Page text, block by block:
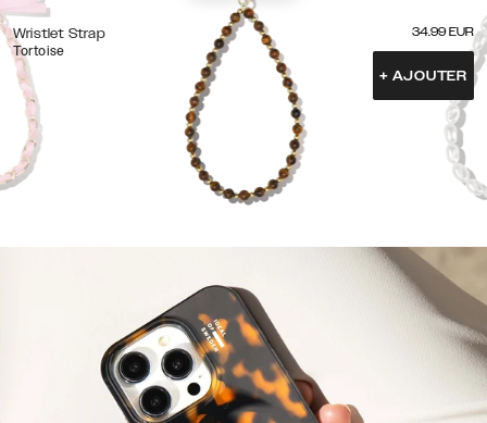
Wristlet Strap
Tortoise
34.99 EUR
+ AJOUTER